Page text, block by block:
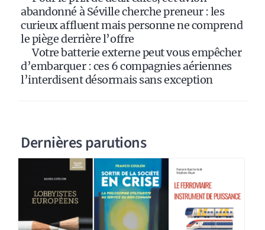
abandonné à Séville cherche preneur : les
curieux affluent mais personne ne comprend
le piège derrière l’offre
Votre batterie externe peut vous empêcher
d’embarquer : ces 6 compagnies aériennes
l’interdisent désormais sans exception
Dernières parutions